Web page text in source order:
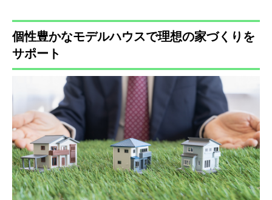
個性豊かなモデルハウスで理想の家づくりを
サポート